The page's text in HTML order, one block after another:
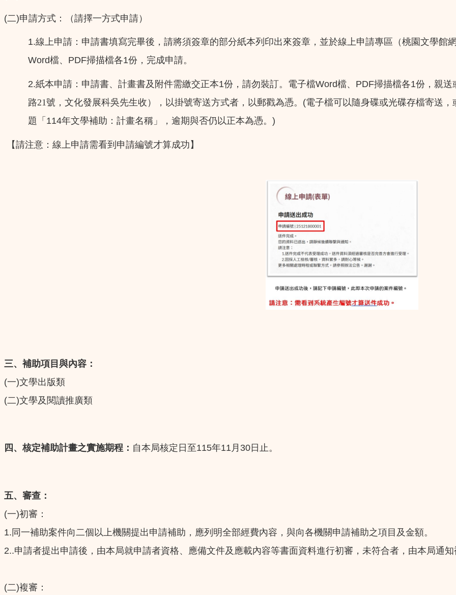
(二)申請方式：（請擇一方式申請）
1.線上申請：申請書填寫完畢後，請將須簽章的部分紙本列印出來簽章，並於線上申請專區（桃園文學館
Word檔、 PDF掃描檔各1份，完成申請。
2.紙本申請：申請書、計畫書及附件需繳交正本1份，請勿裝訂。電子檔Word檔、 PDF掃描檔各1份，親送
路21號，文化發展科吳先生收），以掛號寄送方式者，以郵戳為憑。 (電子檔可以隨身碟或光碟存檔寄送
題「 114年文學補助：計畫名稱」，逾期與否仍以正本為憑。)
【請注意：線上申請需看到申請編號才算成功】
三、補助項目與內容：
(一)文學出版類
(二)文學及閱讀推廣類
四、核定補助計畫之實施期程： 自本局核定日至115年11月 30 日止。
五、審查：
(一)初審：
1. 同一補助案件向二個以上機關提出申請補助，應列明全部經費內容，與向各機關申請補助之項目及金額。
2..申請者提出申請後，由本局就申請者資格、應備文件及應載內容等書面資料進行初審，未符合者，由本局通
(二)複審：